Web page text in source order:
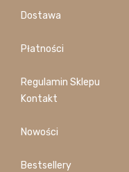
Dostawa
Płatności
Regulamin Sklepu
Kontakt
Nowości
Bestsellery